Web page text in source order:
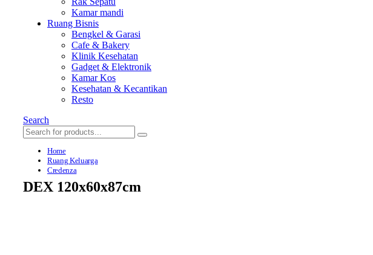
Kamar mandi
Ruang Bisnis
Bengkel & Garasi
Cafe & Bakery
Klinik Kesehatan
Gadget & Elektronik
Kamar Kos
Kesehatan & Kecantikan
Resto
Search
Home
Ruang Keluarga
Credenza
DEX 120x60x87cm